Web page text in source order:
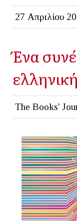
27 Απριλίου
Ένα
The Books'